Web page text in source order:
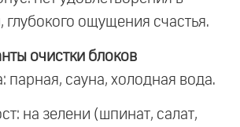
глубокого ощущения счастья.
очистки блоков
парная, сауна, холодная вода.
на зелени (шпинат, салат,